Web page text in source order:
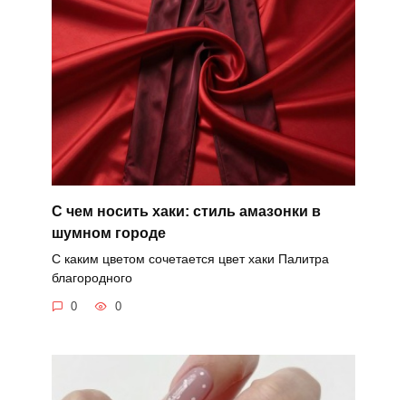
С чем носить хаки: стиль амазонки в
шумном городе
С каким цветом сочетается цвет хаки Палитра
благородного
0 0